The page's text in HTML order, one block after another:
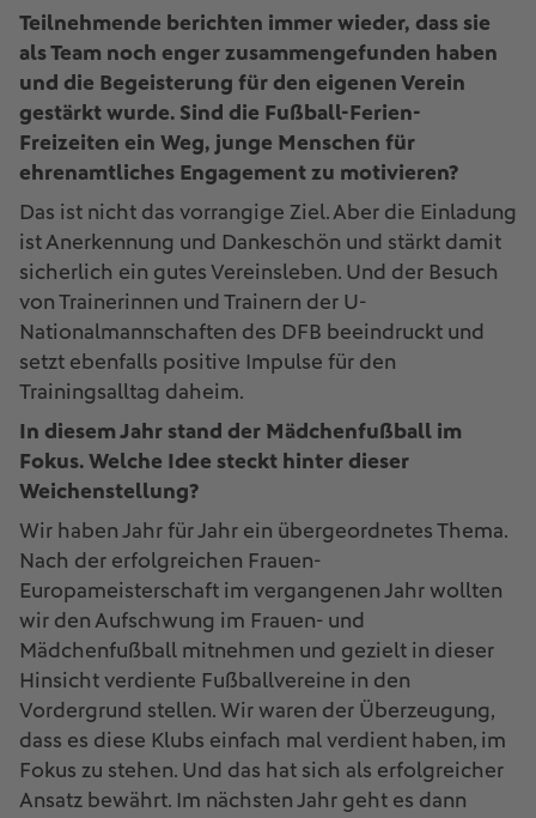
Teilnehmende berichten immer wieder, dass sie
als Team noch enger zusammengefunden haben
und die Begeisterung für den eigenen Verein
gestärkt wurde. Sind die Fußball-Ferien-
Freizeiten ein Weg, junge Menschen für
ehrenamtliches Engagement zu motivieren?
Das ist nicht das vorrangige Ziel. Aber die Einladung
ist Anerkennung und Dankeschön und stärkt damit
sicherlich ein gutes Vereinsleben. Und der Besuch
von Trainerinnen und Trainern der U-
Nationalmannschaften des DFB beeindruckt und
setzt ebenfalls positive Impulse für den
Trainingsalltag daheim.
In diesem Jahr stand der Mädchenfußball im
Fokus. Welche Idee steckt hinter dieser
Weichenstellung?
Wir haben Jahr für Jahr ein übergeordnetes Thema.
Nach der erfolgreichen Frauen-
Europameisterschaft im vergangenen Jahr wollten
wir den Aufschwung im Frauen- und
Mädchenfußball mitnehmen und gezielt in dieser
Hinsicht verdiente Fußballvereine in den
Vordergrund stellen. Wir waren der Überzeugung,
dass es diese Klubs einfach mal verdient haben, im
Fokus zu stehen. Und das hat sich als erfolgreicher
Ansatz bewährt. Im nächsten Jahr geht es dann